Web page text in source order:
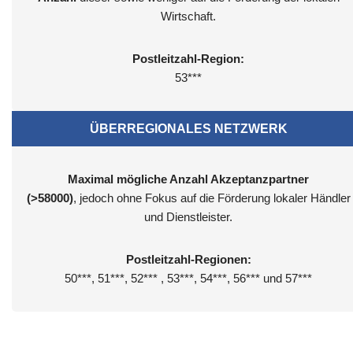
Wirtschaft.
Postleitzahl-Region:
53***
ÜBERREGIONALES NETZWERK
Maximal mögliche Anzahl Akzeptanzpartner
(>58000), jedoch ohne Fokus auf die Förderung lokaler Händler
und Dienstleister.
Postleitzahl-Regionen:
50***, 51***, 52*** , 53***, 54***, 56*** und 57***